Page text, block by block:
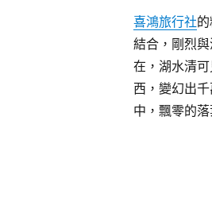
喜鴻旅行社
結合，剛烈
在，湖水清
西，變幻出
中，飄零的